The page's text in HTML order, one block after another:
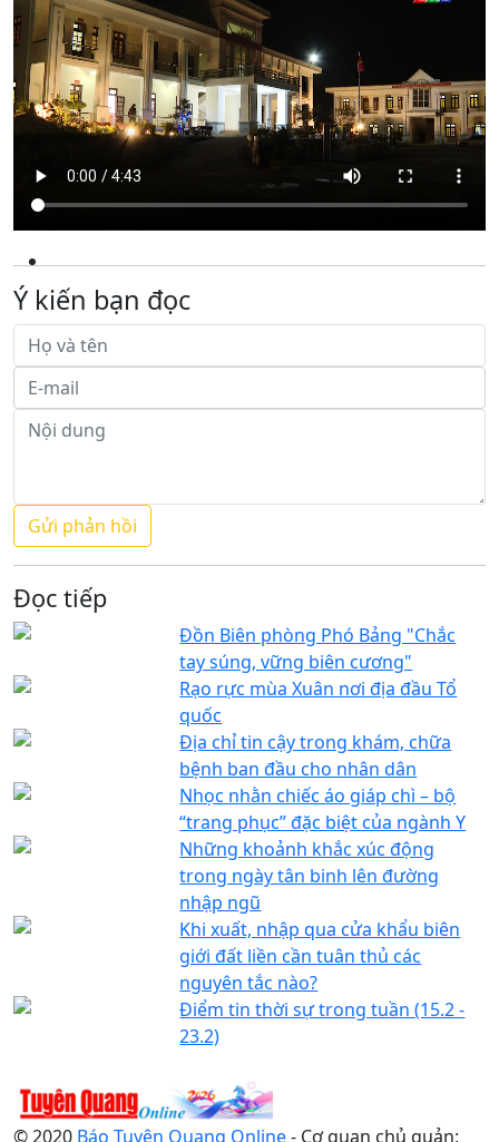
Ý kiến bạn đọc
Đọc tiếp
Đồn Biên phòng Phó Bảng "Chắc
tay súng, vững biên cương"
Rạo rực mùa Xuân nơi địa đầu Tổ
quốc
Địa chỉ tin cậy trong khám, chữa
bệnh ban đầu cho nhân dân
Nhọc nhằn chiếc áo giáp chì – bộ
“trang phục” đặc biệt của ngành Y
Những khoảnh khắc xúc động
trong ngày tân binh lên đường
nhập ngũ
Khi xuất, nhập qua cửa khẩu biên
giới đất liền cần tuân thủ các
nguyên tắc nào?
Điểm tin thời sự trong tuần (15.2 -
23.2)
© 2020 Báo Tuyên Quang Online- Cơ quan chủ quản: